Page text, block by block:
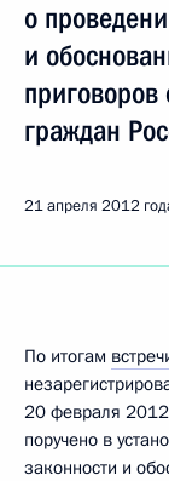
о
и
граждан
21 апреля 2012
По итогам
20 февраля 2012
поручено в
законности и